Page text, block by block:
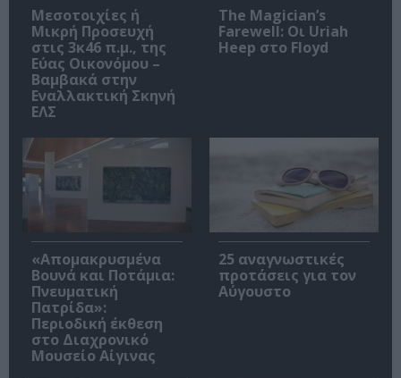
Μεσοτοιχίες ή
Μικρή Προσευχή
στις 3κ46 π.μ., της
Εύας Οικονόμου –
Βαμβακά στην
Εναλλακτική Σκηνή
ΕΛΣ
The Magician’s
Farewell: Οι Uriah
Heep στο Floyd
«Απομακρυσμένα
Βουνά και Ποτάμια:
Πνευματική
Πατρίδα»:
Περιοδική έκθεση
στο Διαχρονικό
Μουσείο Αίγινας
25 αναγνωστικές
προτάσεις για τον
Αύγουστο